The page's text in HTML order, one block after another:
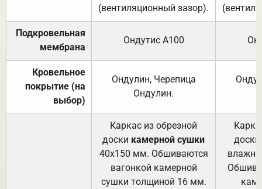
(вентиляционный зазор).
Подкровельная
мембрана
Ондутис А100
Кровельное
покрытие (на
выбор)
Ондулин, Черепица
Ондулин.
Каркас из обрезной
доски камерной сушки
40х150 мм. Обшиваются
вагонкой камерной
сушки толщиной 16 мм.
доски